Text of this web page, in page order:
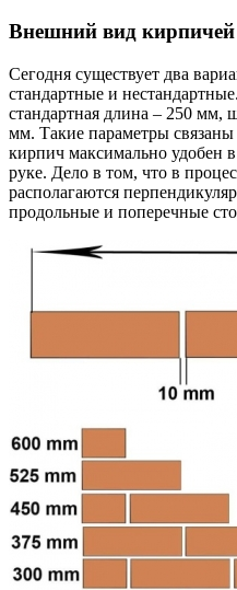
Внешний вид кирпичей
Сегодня существует два
стандартные и
стандартная длина – 250 мм,
мм. Такие параметры связаны
кирпич максимально удобен
руке. Дело в том, что в
располагаются
продольные и поперечные